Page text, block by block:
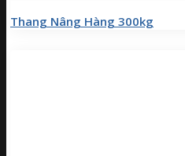
Thang Nâng Hàng 300kg